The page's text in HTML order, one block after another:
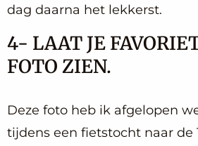
dag daarna het lekkerst.
4- LAAT JE
FOTO ZIEN.
Deze foto heb ik afgelopen
tijdens een fietstocht naar de